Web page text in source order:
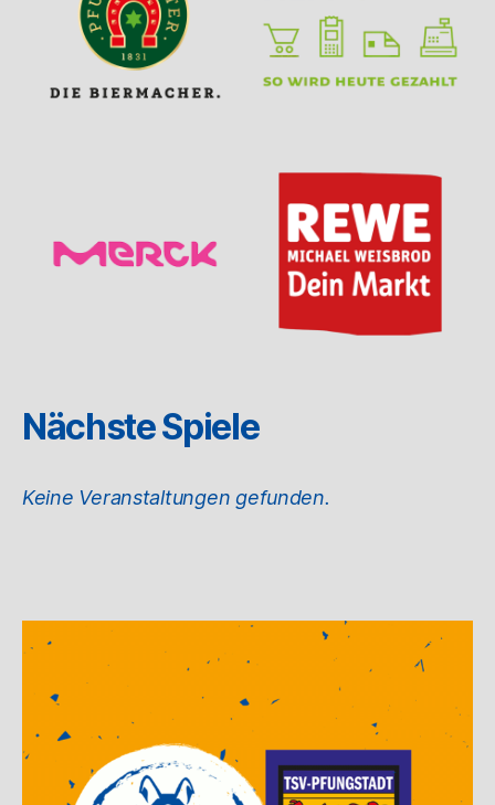
Nächste Spiele
Keine Veranstaltungen gefunden.